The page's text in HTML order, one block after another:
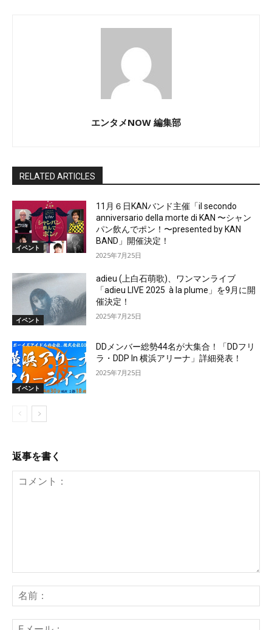
エンタメNOW 編集部
RELATED ARTICLES
イベント
11月６日KANバンド主催「il secondo
anniversario della morte di KAN 〜シャン
パン飲んでポン！〜presented by KAN
BAND」開催決定！
2025年7月25日
イベント
adieu (上白石萌歌)、ワンマンライブ
「adieu LIVE 2025 à la plume」を9月に開
催決定！
2025年7月25日
イベント
DDメンバー総勢44名が大集合！「DDフリ
ラ・DDP In 横浜アリーナ」詳細発表！
2025年7月25日
返事を書く
ン
ト：
前